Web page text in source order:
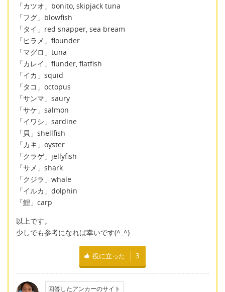
「カツオ」bonito, skipjack tuna
「フグ」blowfish
「タイ」red snapper, sea bream
「ヒラメ」flounder
「マグロ」tuna
「カレイ」flunder, flatfish
「イカ」squid
「タコ」octopus
「サンマ」saury
「サケ」salmon
「イワシ」sardine
「貝」shellfish
「カキ」oyster
「クラゲ」jellyfish
「サメ」shark
「クジラ」whale
「イルカ」dolphin
「鯉」carp
以上です。
少しでも参考になれば幸いです(^_^)
役に立った 3
回答したアンカーのサイト